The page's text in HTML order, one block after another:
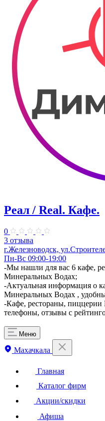
Реал / Real. Кафе.
0
3 отзыва
г.Железноводск,
Пн-Вс 09:00-19:00
-Мы нашли для вас 6 кафе,
Минеральных Водах;
-Актуальная информация о
Минеральных Водах ,
-Кафе, рестораны,
телефоны, отзывы с
Меню
Махачкала
Главная
Каталог фирм
Акции/скидки
Афиша